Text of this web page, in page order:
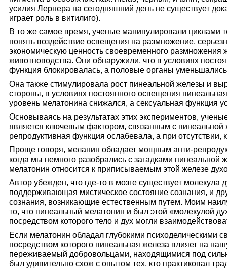
усилия Лернера на сегодняшний день не существует
играет роль в витилиго).
В то же самое время, ученые манипулировали циклами
понять воздействие освещения на размножение,
экономическую ценность своевременного
животноводства. Они обнаружили, что в условиях
функция блокировалась, а половые органы
Она также стимулировала рост пинеальной железы и
стороны, в условиях постоянного освещения
уровень мелатонина снижался, а сексуальная функция
Основываясь на результатах этих экспериментов,
является ключевым фактором, связанным с пинеальной
репродуктивная функция ослабевала, а при отсутствии,
Проще говоря, меланин обладает мощным анти-
когда мы немного разобрались с загадками пинеальной
мелатонин относится к приписываемым этой железе
Автор убежден, что где-то в мозге существует молекула
поддерживающая мистическое состояние сознания, и
сознания, возникающие естественным путем. Моим
то, что пинеальный мелатонин и был этой «молекулой
посредством которого тело и дух могли
Если мелатонин обладал глубокими психоделическими
посредством которого пинеальная железа влияет на
переживаемый добровольцами, находящимися под
был удивительно схож с опытом тех, кто практиковал